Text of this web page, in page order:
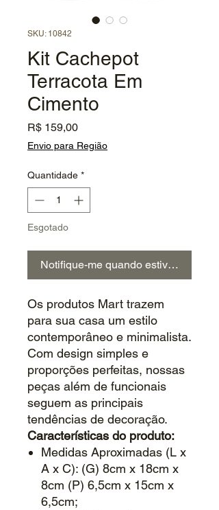
SKU: 10842
Kit Cachepot
Terracota Em
Cimento
R$ 159,00Preço
Envio para Região
Quantidade *
Esgotado
Notifique-me quando estiver
Os produtos Mart trazem
para sua casa um estilo
contemporâneo e minimalista.
Com design simples e
proporções perfeitas, nossas
peças além de funcionais
seguem as principais
tendências de decoração.
Características do produto:
Medidas Aproximadas (L x
A x C): (G) 8cm x 18cm x
8cm (P) 6,5cm x 15cm x
6,5cm;